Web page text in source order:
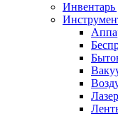
Инвентарь